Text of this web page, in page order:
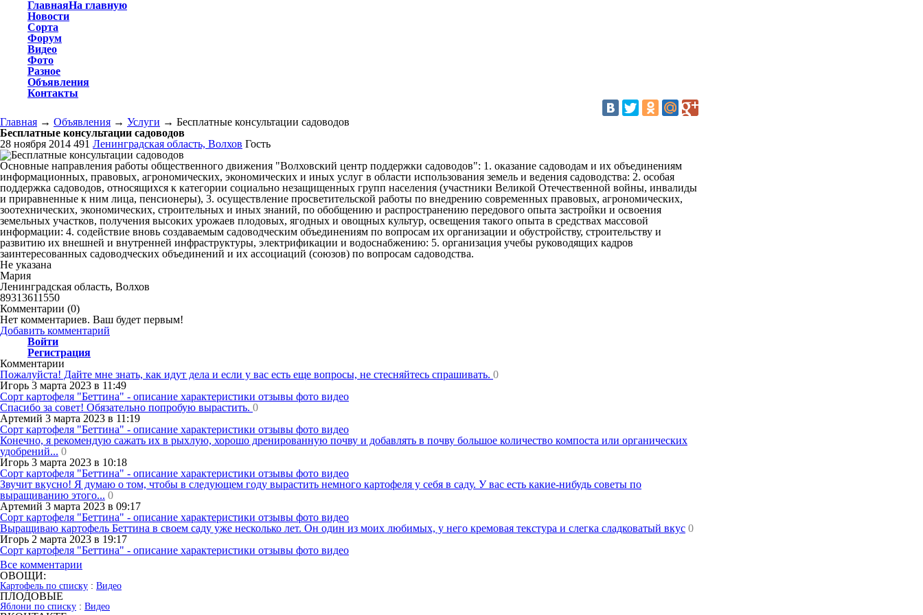
ГлавнаяНа главную
Новости
Сорта
Форум
Видео
Фото
Разное
Объявления
Контакты
Главная → Объявления → Услуги → Бесплатные консультации садоводов
Бесплатные консультации садоводов
28 ноября 2014 491 Ленинградская область, Волхов Гость
Основные направления работы общественного движения "Волховский центр поддержки садоводов": 1. оказание садоводам и их объединениям
информационных, правовых, агрономических, экономических и иных услуг в области использования земель и ведения садоводства: 2. особая
поддержка садоводов, относящихся к категории социально незащищенных групп населения (участники Великой Отечественной войны, инвалиды
и приравненные к ним лица, пенсионеры), 3. осуществление просветительской работы по внедрению современных правовых, агрономических,
зоотехнических, экономических, строительных и иных знаний, по обобщению и распространению передового опыта застройки и освоения
земельных участков, получения высоких урожаев плодовых, ягодных и овощных культур, освещения такого опыта в средствах массовой
информации: 4. содействие вновь создаваемым садоводческим объединениям по вопросам их организации и обустройству, строительству и
развитию их внешней и внутренней инфраструктуры, электрификации и водоснабжению: 5. организация учебы руководящих кадров
заинтересованных садоводческих объединений и их ассоциаций (союзов) по вопросам садоводства.
Не указана
Мария
Ленинградская область, Волхов
89313611550
Комментарии (0)
Нет комментариев. Ваш будет первым!
Добавить комментарий
Войти
Регистрация
Комментарии
Пожалуйста! Дайте мне знать, как идут дела и если у вас есть еще вопросы, не стесняйтесь спрашивать. 0
Игорь 3 марта 2023 в 11:49
Сорт картофеля "Беттина" - описание характеристики отзывы фото видео
Спасибо за совет! Обязательно попробую вырастить. 0
Артемий 3 марта 2023 в 11:19
Сорт картофеля "Беттина" - описание характеристики отзывы фото видео
Конечно, я рекомендую сажать их в рыхлую, хорошо дренированную почву и добавлять в почву большое количество компоста или органических
удобрений... 0
Игорь 3 марта 2023 в 10:18
Сорт картофеля "Беттина" - описание характеристики отзывы фото видео
Звучит вкусно! Я думаю о том, чтобы в следующем году вырастить немного картофеля у себя в саду. У вас есть какие-нибудь советы по
выращиванию этого... 0
Артемий 3 марта 2023 в 09:17
Сорт картофеля "Беттина" - описание характеристики отзывы фото видео
Выращиваю картофель Беттина в своем саду уже несколько лет. Он один из моих любимых, у него кремовая текстура и слегка сладковатый вкус 0
Игорь 2 марта 2023 в 19:17
Сорт картофеля "Беттина" - описание характеристики отзывы фото видео
Все комментарии
ОВОЩИ:
Картофель по списку : Видео
ПЛОДОВЫЕ
Яблони по списку : Видео